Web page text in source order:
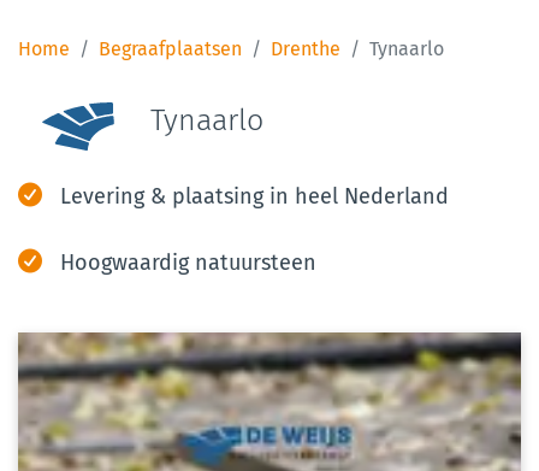
Home Begraafplaatsen Drenthe Tynaarlo
Tynaarlo
Levering & plaatsing in heel Nederland
Hoogwaardig natuursteen